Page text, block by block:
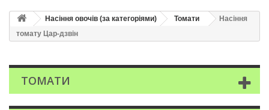
Насіння овочів (за категоріями) Томати
Насіння
томату Цар-дзвiн
ТОМАТИ